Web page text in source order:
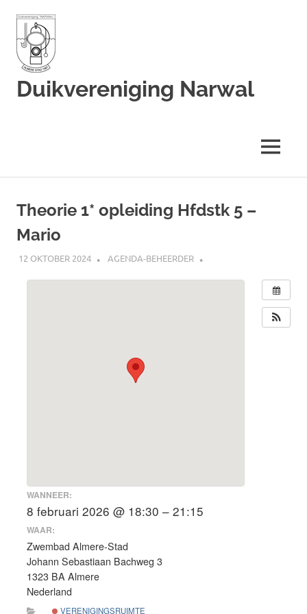
inhoud
Duikvereniging Narwal
MENU
Theorie 1* opleiding Hfdstk 5 –
Mario
12 OKTOBER 2024 AGENDA-BEHEERDER
WANNEER:
8 februari 2026 @ 18:30 – 21:15
WAAR:
Zwembad Almere-Stad
Johann Sebastiaan Bachweg 3
1323 BA Almere
Nederland
VERENIGINGSRUIMTE